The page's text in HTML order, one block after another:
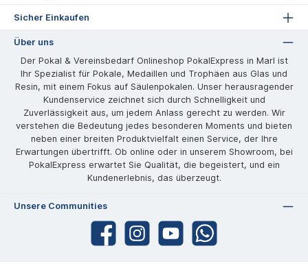
Sicher Einkaufen
Über uns
Der Pokal & Vereinsbedarf Onlineshop PokalExpress in Marl ist
Ihr Spezialist für Pokale, Medaillen und Trophäen aus Glas und
Resin, mit einem Fokus auf Säulenpokalen. Unser herausragender
Kundenservice zeichnet sich durch Schnelligkeit und
Zuverlässigkeit aus, um jedem Anlass gerecht zu werden. Wir
verstehen die Bedeutung jedes besonderen Moments und bieten
neben einer breiten Produktvielfalt einen Service, der Ihre
Erwartungen übertrifft. Ob online oder in unserem Showroom, bei
PokalExpress erwartet Sie Qualität, die begeistert, und ein
Kundenerlebnis, das überzeugt.
Unsere Communities